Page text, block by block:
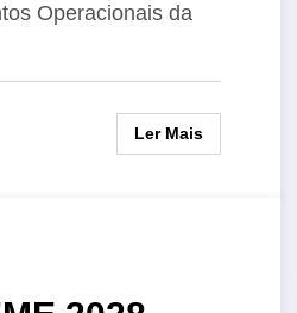
Operacionais da
Ler Mais